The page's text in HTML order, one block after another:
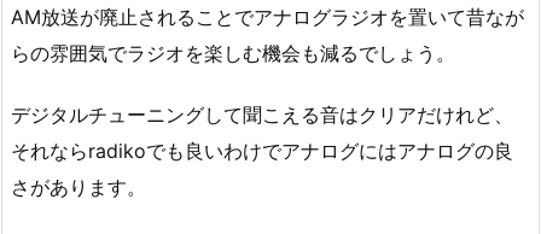
AM放送が廃止されることでアナログラジオを置いて昔なが
らの雰囲気でラジオを楽しむ機会も減るでしょう。
デジタルチューニングして聞こえる音はクリアだけれど、
それならradikoでも良いわけでアナログにはアナログの良
さがあります。